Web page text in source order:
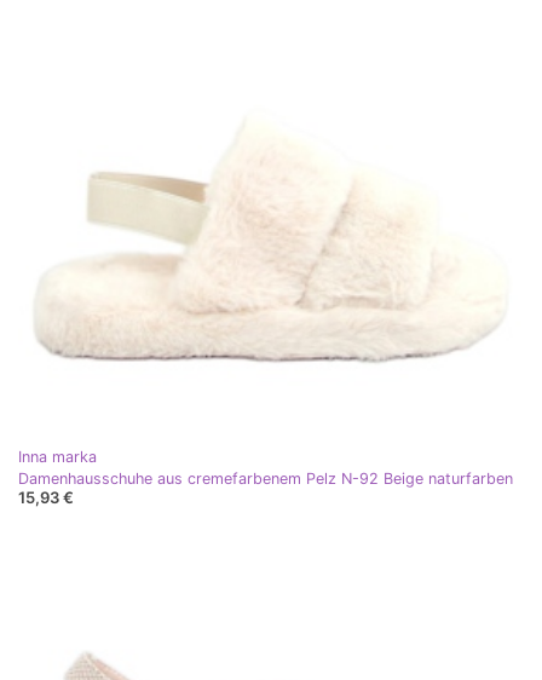
Inna marka
Damenhausschuhe aus cremefarbenem Pelz N-92 Beige naturfarben
15,93 €